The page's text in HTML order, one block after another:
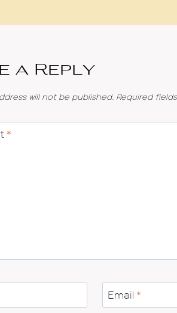
a Reply
will not be published. Required
*
Email *